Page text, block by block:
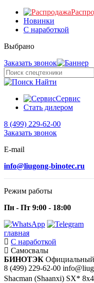
Новинки
С наработкой
Выбрано
Заказать звонок
Найти
Сервис
Стать дилером
8 (499) 229-62-00
Заказать звонок
E-mail
info@liugong-binotec.ru
Режим работы
Пн - Пт 9:00 - 18:00
главная
С наработкой
Самосвалы
БИНОТЭК
8 (499) 229-62-00
Shacman (Shaanxi) SX*